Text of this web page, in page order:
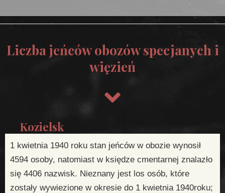
Liczba jeńców obozów specjanych i
więzień
Kozielsk
1 kwietnia 1940 roku stan jeńców w obozie wynosił
4594 osoby, natomiast w księdze cmentarnej znalazło
się 4406 nazwisk. Nieznany jest los osób, które
zostały wywiezione w okresie do 1 kwietnia 1940roku;